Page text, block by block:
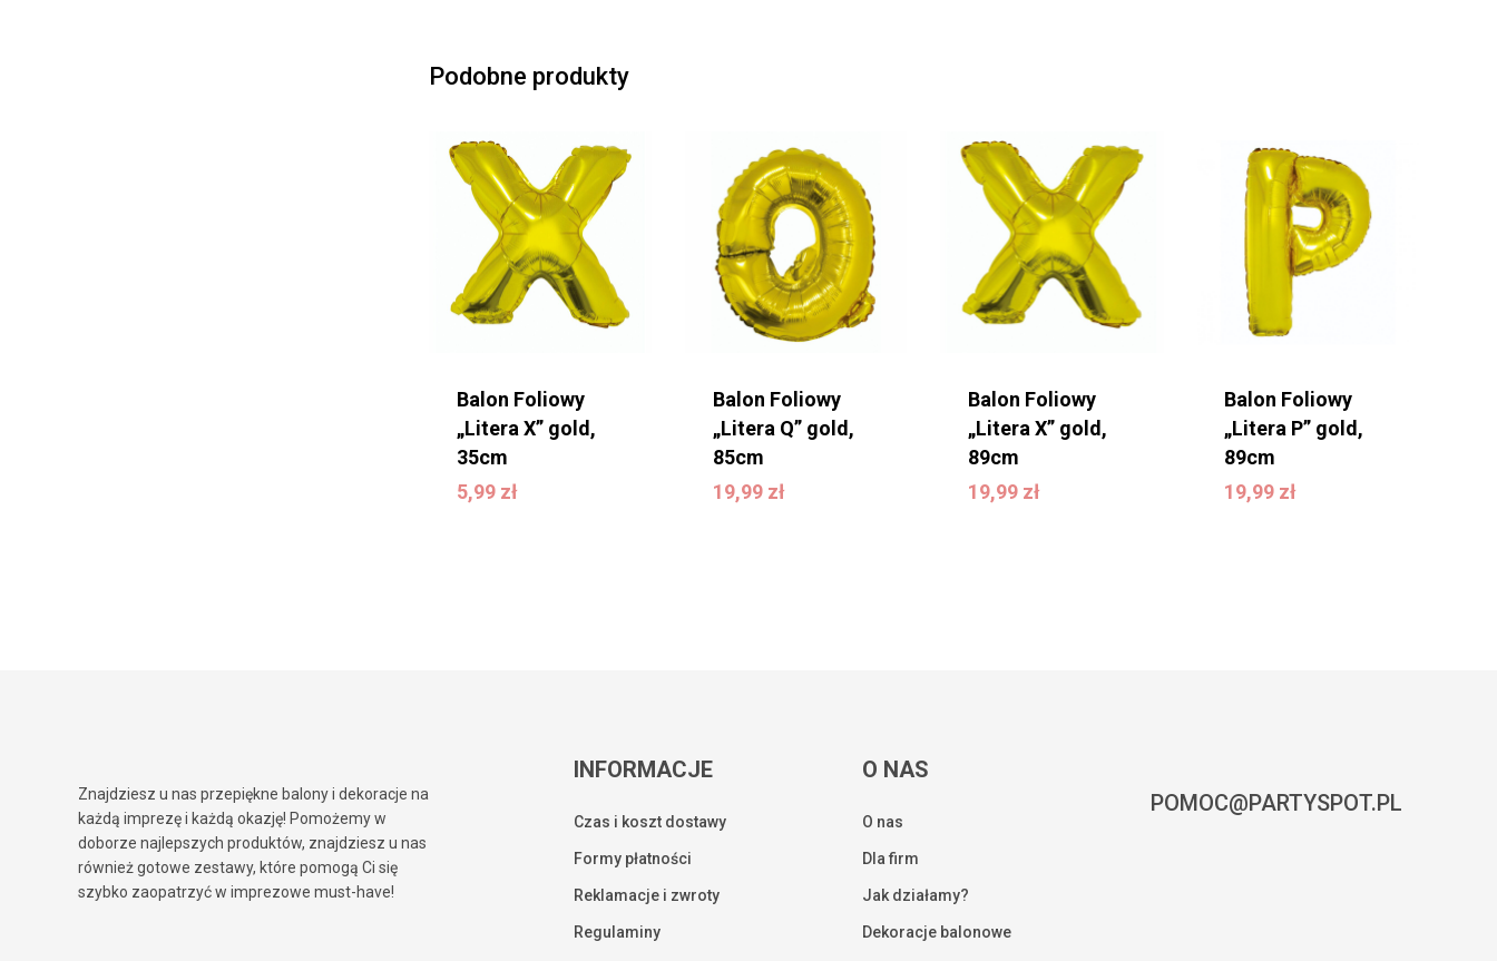
Podobne produkty
Balon Foliowy
„Litera X” gold,
35cm
5,99 zł
5,99
Balon Foliowy
„Litera Q” gold,
85cm
19,99 zł
19,99
Balon Foliowy
„Litera X” gold,
89cm
19,99 zł
19,99
Balon Foliowy
„Litera P” gold,
89cm
19,99 zł
19,99
Znajdziesz u nas przepiękne balony i dekoracje na
każdą imprezę i każdą okazję! Pomożemy w
doborze najlepszych produktów, znajdziesz u nas
również gotowe zestawy, które pomogą Ci się
szybko zaopatrzyć w imprezowe must-have!
INFORMACJE
Czas i koszt dostawy
Formy płatności
Reklamacje i zwroty
Regulaminy
O NAS
O nas
Dla firm
Jak działamy?
Dekoracje balonowe
POMOC@PARTYSPOT.PL